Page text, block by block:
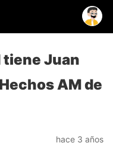
tiene Juan
AM de
hace 3 años